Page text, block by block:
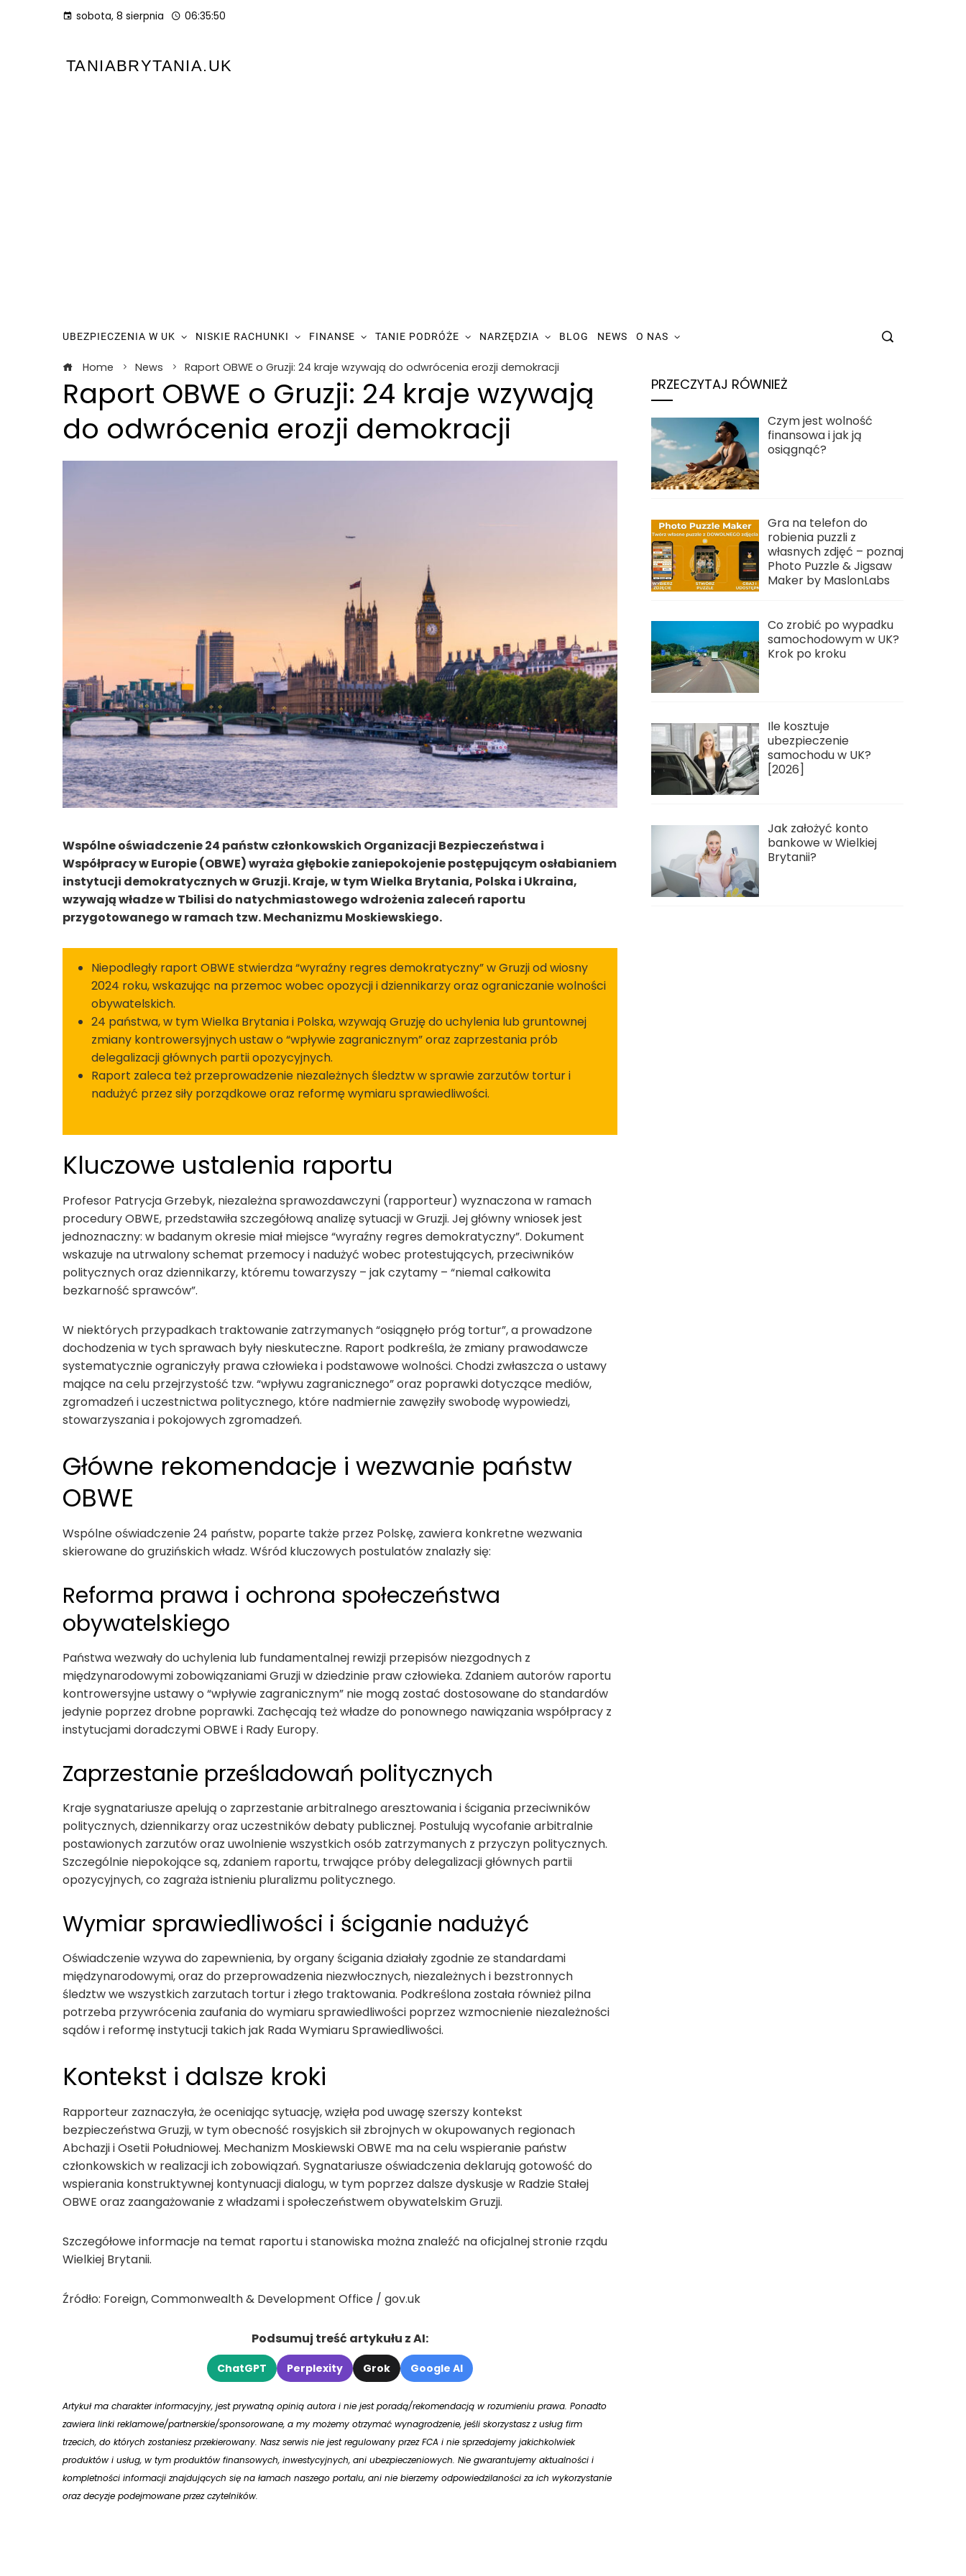
sobota, 8 sierpnia 06:35:51
TANIABRYTANIA.UK
UBEZPIECZENIA W UK NISKIE RACHUNKI FINANSE TANIE PODRÓŻE NARZĘDZIA BLOG NEWS O NAS
Home News Raport OBWE o Gruzji: 24 kraje wzywają do odwrócenia erozji demokracji
Raport OBWE o Gruzji: 24 kraje wzywają
do odwrócenia erozji demokracji
Wspólne oświadczenie 24 państw członkowskich Organizacji Bezpieczeństwa i
Współpracy w Europie (OBWE) wyraża głębokie zaniepokojenie postępującym osłabianiem
instytucji demokratycznych w Gruzji. Kraje, w tym Wielka Brytania, Polska i Ukraina,
wzywają władze w Tbilisi do natychmiastowego wdrożenia zaleceń raportu
przygotowanego w ramach tzw. Mechanizmu Moskiewskiego.
Niepodległy raport OBWE stwierdza “wyraźny regres demokratyczny” w Gruzji od wiosny
2024 roku, wskazując na przemoc wobec opozycji i dziennikarzy oraz ograniczanie wolności
obywatelskich.
24 państwa, w tym Wielka Brytania i Polska, wzywają Gruzję do uchylenia lub gruntownej
zmiany kontrowersyjnych ustaw o “wpływie zagranicznym” oraz zaprzestania prób
delegalizacji głównych partii opozycyjnych.
Raport zaleca też przeprowadzenie niezależnych śledztw w sprawie zarzutów tortur i
nadużyć przez siły porządkowe oraz reformę wymiaru sprawiedliwości.
Kluczowe ustalenia raportu
Profesor Patrycja Grzebyk, niezależna sprawozdawczyni (rapporteur) wyznaczona w ramach
procedury OBWE, przedstawiła szczegółową analizę sytuacji w Gruzji. Jej główny wniosek jest
jednoznaczny: w badanym okresie miał miejsce “wyraźny regres demokratyczny”. Dokument
wskazuje na utrwalony schemat przemocy i nadużyć wobec protestujących, przeciwników
politycznych oraz dziennikarzy, któremu towarzyszy – jak czytamy – “niemal całkowita
bezkarność sprawców”.
W niektórych przypadkach traktowanie zatrzymanych “osiągnęło próg tortur”, a prowadzone
dochodzenia w tych sprawach były nieskuteczne. Raport podkreśla, że zmiany prawodawcze
systematycznie ograniczyły prawa człowieka i podstawowe wolności. Chodzi zwłaszcza o ustawy
mające na celu przejrzystość tzw. “wpływu zagranicznego” oraz poprawki dotyczące mediów,
zgromadzeń i uczestnictwa politycznego, które nadmiernie zawęziły swobodę wypowiedzi,
stowarzyszania i pokojowych zgromadzeń.
Główne rekomendacje i wezwanie państw
OBWE
Wspólne oświadczenie 24 państw, poparte także przez Polskę, zawiera konkretne wezwania
skierowane do gruzińskich władz. Wśród kluczowych postulatów znalazły się:
Reforma prawa i ochrona społeczeństwa
obywatelskiego
Państwa wezwały do uchylenia lub fundamentalnej rewizji przepisów niezgodnych z
międzynarodowymi zobowiązaniami Gruzji w dziedzinie praw człowieka. Zdaniem autorów raportu
kontrowersyjne ustawy o “wpływie zagranicznym” nie mogą zostać dostosowane do standardów
jedynie poprzez drobne poprawki. Zachęcają też władze do ponownego nawiązania współpracy z
instytucjami doradczymi OBWE i Rady Europy.
Zaprzestanie prześladowań politycznych
Kraje sygnatariusze apelują o zaprzestanie arbitralnego aresztowania i ścigania przeciwników
politycznych, dziennikarzy oraz uczestników debaty publicznej. Postulują wycofanie arbitralnie
postawionych zarzutów oraz uwolnienie wszystkich osób zatrzymanych z przyczyn politycznych.
Szczególnie niepokojące są, zdaniem raportu, trwające próby delegalizacji głównych partii
opozycyjnych, co zagraża istnieniu pluralizmu politycznego.
Wymiar sprawiedliwości i ściganie nadużyć
Oświadczenie wzywa do zapewnienia, by organy ścigania działały zgodnie ze standardami
międzynarodowymi, oraz do przeprowadzenia niezwłocznych, niezależnych i bezstronnych
śledztw we wszystkich zarzutach tortur i złego traktowania. Podkreślona została również pilna
potrzeba przywrócenia zaufania do wymiaru sprawiedliwości poprzez wzmocnienie niezależności
sądów i reformę instytucji takich jak Rada Wymiaru Sprawiedliwości.
Kontekst i dalsze kroki
Rapporteur zaznaczyła, że oceniając sytuację, wzięła pod uwagę szerszy kontekst
bezpieczeństwa Gruzji, w tym obecność rosyjskich sił zbrojnych w okupowanych regionach
Abchazji i Osetii Południowej. Mechanizm Moskiewski OBWE ma na celu wspieranie państw
członkowskich w realizacji ich zobowiązań. Sygnatariusze oświadczenia deklarują gotowość do
wspierania konstruktywnej kontynuacji dialogu, w tym poprzez dalsze dyskusje w Radzie Stałej
OBWE oraz zaangażowanie z władzami i społeczeństwem obywatelskim Gruzji.
Szczegółowe informacje na temat raportu i stanowiska można znaleźć na oficjalnej stronie rządu
Wielkiej Brytanii.
Źródło: Foreign, Commonwealth & Development Office / gov.uk
Podsumuj treść artykułu z AI:
ChatGPT Perplexity Grok Google AI
Artykuł ma charakter informacyjny, jest prywatną opinią autora i nie jest poradą/rekomendacją w rozumieniu prawa. Ponadto
zawiera linki reklamowe/partnerskie/sponsorowane, a my możemy otrzymać wynagrodzenie, jeśli skorzystasz z usług firm
trzecich, do których zostaniesz przekierowany. Nasz serwis nie jest regulowany przez FCA i nie sprzedajemy jakichkolwiek
produktów i usług, w tym produktów finansowych, inwestycyjnych, ani ubezpieczeniowych. Nie gwarantujemy aktualności i
kompletności informacji znajdujących się na łamach naszego portalu, ani nie bierzemy odpowiedzilaności za ich wykorzystanie
oraz decyzje podejmowane przez czytelników.
PRZECZYTAJ RÓWNIEŻ
Czym jest wolność
finansowa i jak ją
osiągnąć?
Gra na telefon do
robienia puzzli z
własnych zdjęć – poznaj
Photo Puzzle & Jigsaw
Maker by MaslonLabs
Co zrobić po wypadku
samochodowym w UK?
Krok po kroku
Ile kosztuje
ubezpieczenie
samochodu w UK?
[2026]
Jak założyć konto
bankowe w Wielkiej
Brytanii?